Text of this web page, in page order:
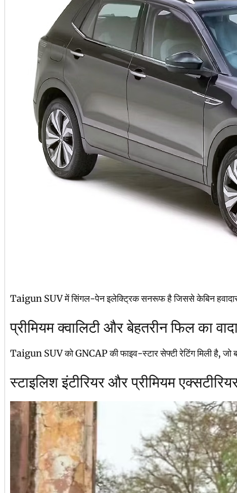
Taigun SUV में सिंगल-पेन इलेक्ट्रिक सनरूफ है जिससे केबिन हवादार
प्रीमियम क्वालिटी और बेहतरीन फिल का
Taigun SUV को GNCAP की फाइव-स्टार सेफ्टी रेटिंग मिली है, जो
स्टाइलिश इंटीरियर और प्रीमियम